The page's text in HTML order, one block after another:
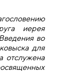
иерея
во
для
отслужена